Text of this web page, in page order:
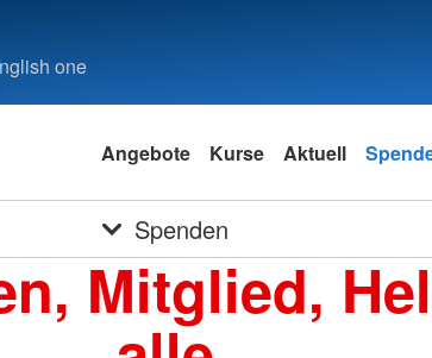
one
Angebote Kurse Aktuell
Spenden
Mitglied,